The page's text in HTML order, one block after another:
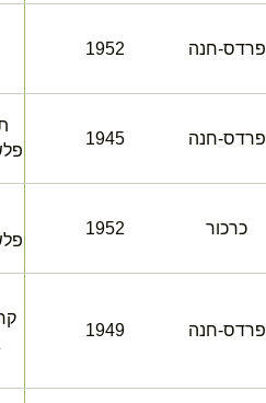
פרדס-חנה 1952
פרדס-חנה 1945
כרכור 1952
פרדס-חנה 1949